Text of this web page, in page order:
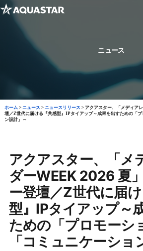
ニュース
ホーム> ニュース > ニュースリリース > アクアスター、「メディア
壇／Z世代に届ける『共感型』IPタイアップ～成果を出すための「
ン設計」～
アクアスター、「メ
ダーWEEK 2026 夏
ー登壇／Z世代に届
型』IPタイアップ～
ための「プロモーシ
「コミュニケーショ